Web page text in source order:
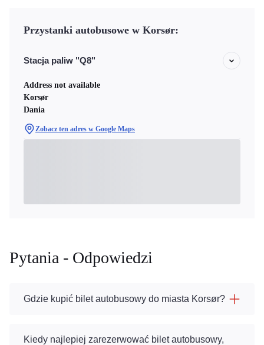
Przystanki autobusowe w Korsør:
Stacja paliw "Q8"
Address not available
Korsør
Dania
Zobacz ten adres w Google Maps
Pytania - Odpowiedzi
Gdzie kupić bilet autobusowy do miasta Korsør?
Kiedy najlepiej zarezerwować bilet autobusowy,